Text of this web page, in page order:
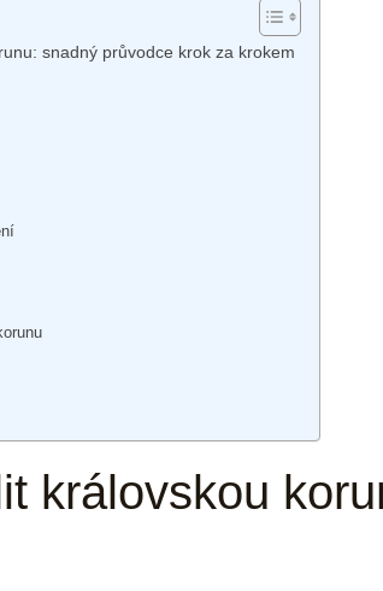
snadný průvodce krok za krokem
královskou